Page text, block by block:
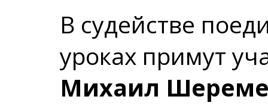
В судействе
уроках примут
Михаил